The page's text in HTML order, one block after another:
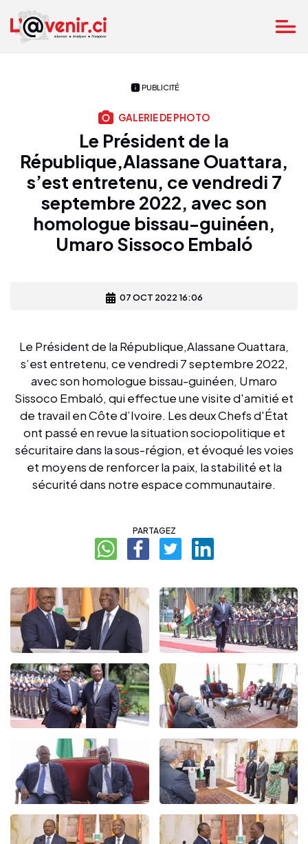
PUBLICITÉ
GALERIE DE PHOTO
Le Président de la
République,Alassane Ouattara,
s’est entretenu, ce vendredi 7
septembre 2022, avec son
homologue bissau-guinéen,
Umaro Sissoco Embaló
07 OCT 2022 16:06
Le Président de la République,Alassane Ouattara,
s’est entretenu, ce vendredi 7 septembre 2022,
avec son homologue bissau-guinéen, Umaro
Sissoco Embaló, qui effectue une visite d'amitié et
de travail en Côte d’Ivoire. Les deux Chefs d'État
ont passé en revue la situation sociopolitique et
sécuritaire dans la sous-région, et évoqué les voies
et moyens de renforcer la paix, la stabilité et la
sécurité dans notre espace communautaire.
PARTAGEZ